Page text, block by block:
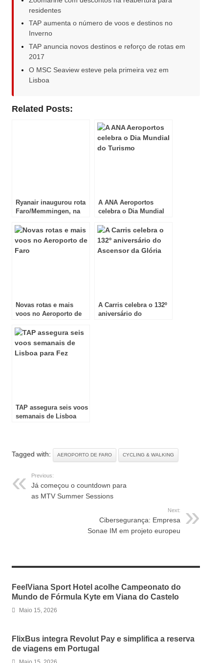
residentes
TAP aumenta o número de voos e destinos no
Inverno
TAP anuncia novos destinos e reforço de rotas em
2017
O MSC Seaview esteve pela primeira vez em
Lisboa
Related Posts:
Ryanair inaugurou rota
Faro/Memmingen, na
A ANA Aeroportos
celebra o Dia Mundial
Novas rotas e mais
voos no Aeroporto de
A Carris celebra o 132º
aniversário do
TAP assegura seis voos
semanais de Lisboa
Tagged with: AEROPORTO DE FARO CYCLING & WALKING
Previous:
Já começou o countdown para
as MTV Summer Sessions
Next:
Cibersegurança: Empresa
Sonae IM em projeto europeu
FeelViana Sport Hotel acolhe Campeonato do
Mundo de Fórmula Kyte em Viana do Castelo
Maio 15, 2026
FlixBus integra Revolut Pay e simplifica a reserva
de viagens em Portugal